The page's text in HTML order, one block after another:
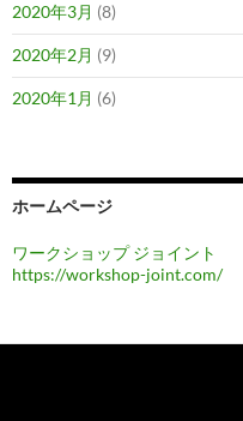
2020年3月 (8)
2020年2月 (9)
2020年1月 (6)
ホームページ
ワークショップ ジョイント
https://workshop-joint.com/